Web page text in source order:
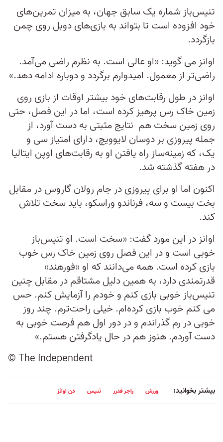
تنیس‌باز شماره یک سابق جهان، به میزان تمرین‌های
خود افزوده است تا بتواند به بازی‌های دوبل روی چمن
بازگردد.
اوانز می گوید: «او عالی است. به نظرم راضی می‌آمد.
راضی‌تر از معمول. امیدوارم برگردد و دوباره ادامه دهد.»
اوانز در طول رقابت‌های خود بیشتر اوقات از بازی روی
زمین خاک رس پرهیز کرده است، اما در این فصل، حتی
روی زمین سخت هم نتایج مثبتی به دست آورد، از
جمله پیروزی بر دوسان لایوویچ، دارای امتیاز سی و
یک، که زمینه‌ساز راه یافتن او به رقابت‌های اوپن ایتالیا
در هفته گذشته شد.
اکنون اما او برای پیروزی در جام رولان گاروس در مقابل
بخت بیست و سه، فرناندو وراسکو، باید سخت تلاش
کند.
اوانز در این مورد گفت: «سخت است. او تنیس‌باز
خوبی است و در این فصل روی زمین خاک رس خوب
بازی کرده است. همه می‌دانند که او «فورهند»
قدرتمندی دارد، به همین دلیل مشتاقم در مقابل چنین
تنیس‌باز خوبی بازی کنم و خودم را آزمایش کنم. حس
می کنم خوب بازی کرده‌ام. خیلی راحت‌ترم. چند روز
خوبی در رم گذراندم و در دور اول هم فرصت خوبی به
دست آوردم. هنوز هم در حال یادگرفتن هستم.»
© The Independent
بیشتر بخوانید: ورزش راجر فدرر تنیس دن اوانز